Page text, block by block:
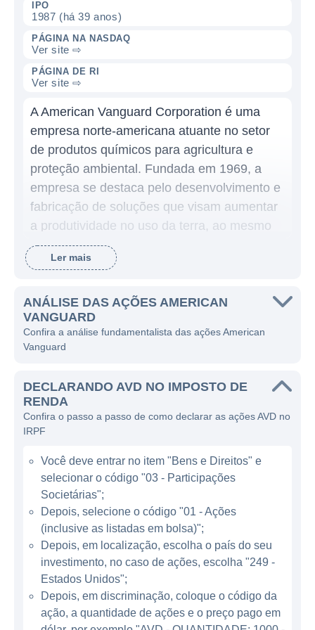
IPO
1987 (há 39 anos)
PÁGINA NA NASDAQ
Ver site ⇨
PÁGINA DE RI
Ver site ⇨
A American Vanguard Corporation é uma
empresa norte-americana atuante no setor
de produtos químicos para agricultura e
proteção ambiental. Fundada em 1969, a
empresa se destaca pelo desenvolvimento e
fabricação de soluções que visam aumentar
a produtividade no uso da terra, ao mesmo
tempo em que preserva o meio ambiente. A
marca busca atender às necessidades dos
abordagens inovadoras e sustentáveis.
Com sua sede localizada em Newport
Beach, na Califórnia, a American Vanguard
defensivos agrícolas, fertilizantes e produtos
para controle de pragas. Tem como principal
objetivo capacitar os agricultores com
eficiência e a segurança em suas atividades.
Assim, ela consegue atuar em várias frentes,
desde a proteção de culturas até o manejo
integrado de pragas, visando oferecer
soluções abrangentes para as demandas do
setor agrícola.
ATUAÇÃO DA AMERICAN VANGUARD
Ler mais
ANÁLISE DAS AÇÕES AMERICAN
VANGUARD
Confira a análise fundamentalista das ações American
Vanguard
DECLARANDO AVD NO IMPOSTO DE
RENDA
Confira o passo a passo de como declarar as ações AVD no
IRPF
Você deve entrar no item "Bens e Direitos" e
selecionar o código "03 - Participações
Societárias";
Depois, selecione o código "01 - Ações
(inclusive as listadas em bolsa)";
Depois, em localização, escolha o país do seu
investimento, no caso de ações, escolha "249 -
Estados Unidos";
Depois, em discriminação, coloque o código da
ação, a quantidade de ações e o preço pago em